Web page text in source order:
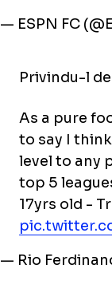
— ESPN FC
Privindu-l
As a pure
to say I
level to any
top 5
17yrs old -
— Rio